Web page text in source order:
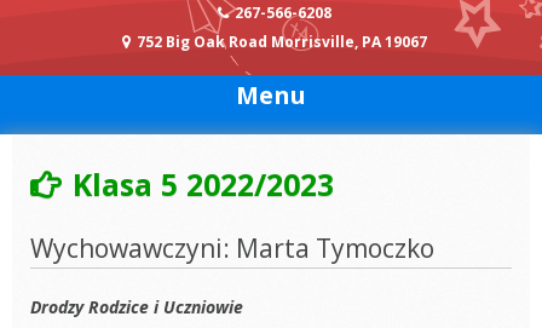
267-566-6208
752 Big Oak Road Morrisville, PA 19067
Menu
Klasa 5 2022/2023
Wychowawczyni: Marta Tymoczko
Drodzy Rodzice i Uczniowie